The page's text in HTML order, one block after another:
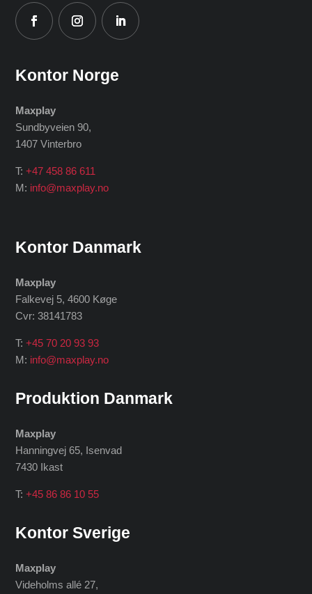
Kontor Norge
Maxplay
Sundbyveien 90,
1407 Vinterbro
T:+47 458 86 611
M: info@maxplay.no
Kontor Danmark
Maxplay
Falkevej 5, 4600 Køge
Cvr: 38141783
T:+45 70 20 93 93
M: info@maxplay.no
Produktion Danmark
Maxplay
Hanningvej 65, Isenvad
7430 Ikast
T:+45 86 86 10 55
Kontor Sverige
Maxplay
Videholms allé 27,